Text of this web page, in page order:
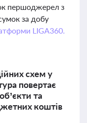
першоджерел з
за добу
LIGA360.
схем у
повертає
та
коштів